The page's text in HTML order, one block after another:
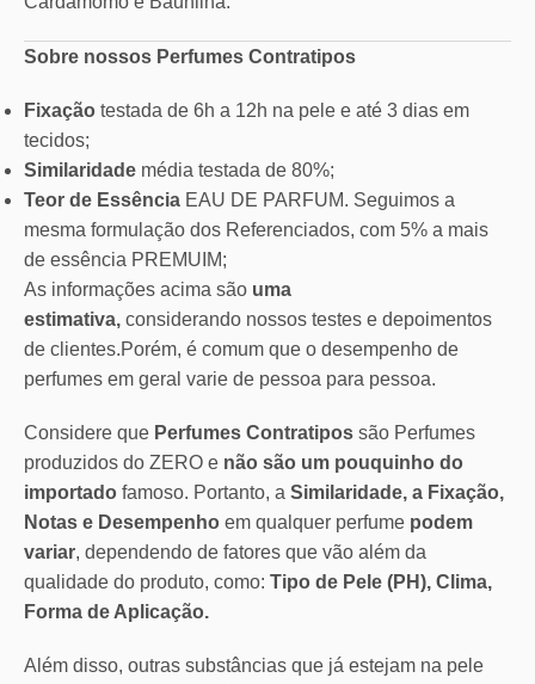
Sobre nossos Perfumes Contratipos
Fixação testada de 6h a 12h na pele e até 3 dias em
tecidos;
Similaridade média testada de 80%;
Teor de Essência EAU DE PARFUM. Seguimos a
mesma formulação dos Referenciados, com 5% a mais
de essência PREMUIM;
As informações acima são uma
estimativa, considerando nossos testes e depoimentos
de clientes.Porém, é comum que o desempenho de
perfumes em geral varie de pessoa para pessoa.
Considere que Perfumes Contratipos são Perfumes
produzidos do ZERO e não são um pouquinho do
importado famoso. Portanto, a Similaridade, a Fixação,
Notas e Desempenho em qualquer perfume podem
variar, dependendo de fatores que vão além da
qualidade do produto, como: Tipo de Pele (PH), Clima,
Forma de Aplicação.
Além disso, outras substâncias que já estejam na pele